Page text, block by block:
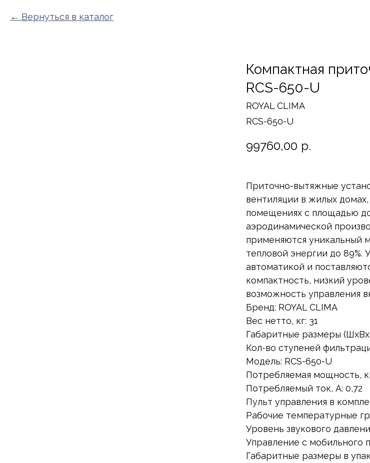
Вернуться в каталог
Компактная
RCS-650-U
ROYAL CLIMA
RCS-650-U
99760,00 р.
Приточно-вытяжные
вентиляции в жилых
помещениях с площадью
аэродинамической
применяются уникальный
тепловой энергии до 89%.
автоматикой и
компактность, низкий
возможность управления
Бренд: ROYAL CLIMA
Вес нетто, кг: 31
Габаритные размеры
Кол-во ступеней
Модель: RCS-650-U
Потребляемая мощность,
Потребляемый ток, А: 0,72
Пульт управления в
Рабочие температурные
Уровень звукового
Управление c мобильного
Габаритные размеры в